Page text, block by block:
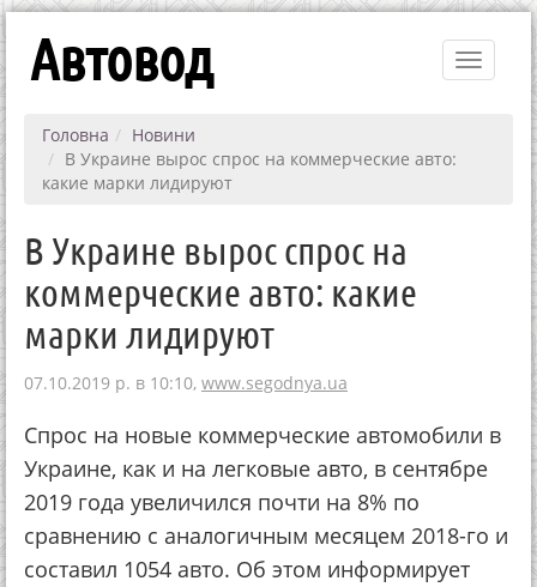
Toggle
Автовод
Головна
Новини
В Украине вырос спрос на коммерческие авто:
какие марки лидируют
В Украине вырос спрос на
коммерческие авто: какие
марки лидируют
07.10.2019 р. в 10:10, www.segodnya.ua
Спрос на новые коммерческие автомобили в
Украине, как и на легковые авто, в сентябре
2019 года увеличился почти на 8% по
сравнению с аналогичным месяцем 2018-го и
составил 1054 авто. Об этом информирует